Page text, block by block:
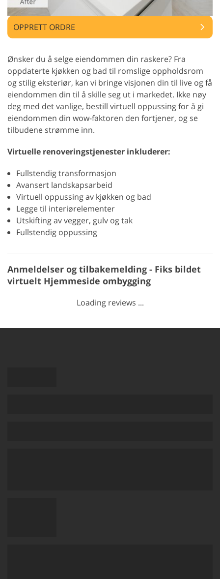
OPPRETT ORDRE
Ønsker du å selge eiendommen din raskere? Fra
oppdaterte kjøkken og bad til romslige oppholdsrom
og stilig eksteriør, kan vi bringe visjonen din til live og få
eiendommen din til å skille seg ut i markedet. Ikke nøy
deg med det vanlige, bestill virtuell oppussing for å gi
eiendommen din wow-faktoren den fortjener, og se
tilbudene strømme inn.
Virtuelle renoveringstjenester inkluderer:
Fullstendig transformasjon
Avansert landskapsarbeid
Virtuell oppussing av kjøkken og bad
Legge til interiørelementer
Utskifting av vegger, gulv og tak
Fullstendig oppussing
Anmeldelser og tilbakemelding - Fiks bildet
virtuelt Hjemmeside ombygging
Loading reviews ...